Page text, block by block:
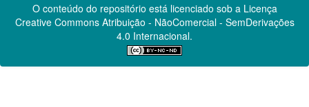
O conteúdo do repositório está licenciado sob a Licença
Creative CommonsAtribuição - NãoComercial - SemDerivações
4.0 Internacional.